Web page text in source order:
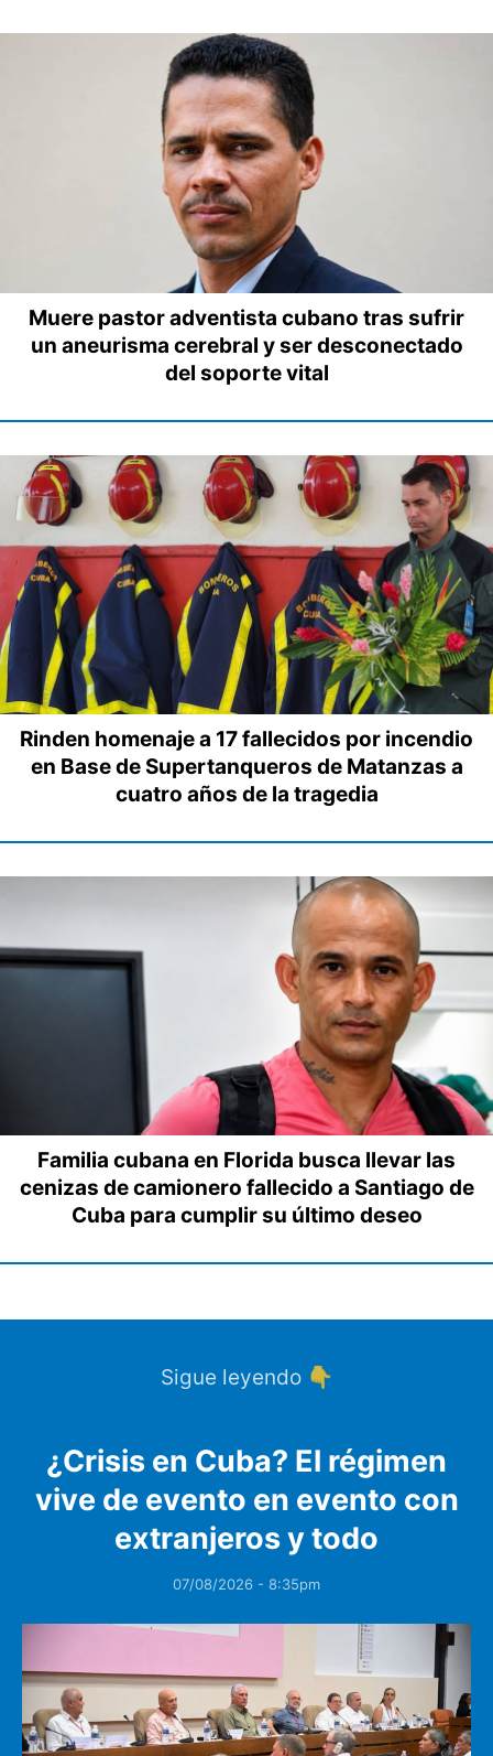
Muere pastor adventista cubano tras sufrir
un aneurisma cerebral y ser desconectado
del soporte vital
Rinden homenaje a 17 fallecidos por incendio
en Base de Supertanqueros de Matanzas a
cuatro años de la tragedia
Familia cubana en Florida busca llevar las
cenizas de camionero fallecido a Santiago de
Cuba para cumplir su último deseo
Sigue leyendo 👇